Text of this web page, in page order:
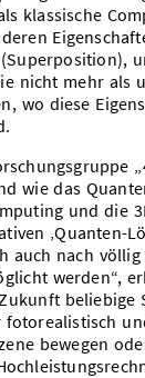
klassische
nicht mehr als
wo diese
wie das
und die
‚Quanten-
auch nach
werden“,
beliebige
bewegen